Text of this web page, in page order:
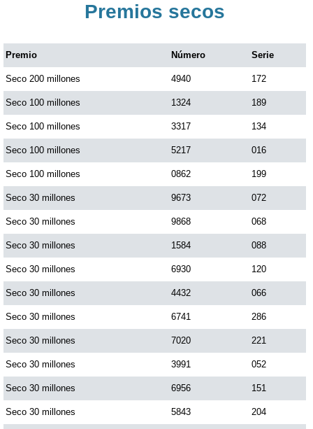
Premios secos
Premio Número Serie
Seco 200 millones 4940 172
Seco 100 millones 1324 189
Seco 100 millones 3317 134
Seco 100 millones 5217 016
Seco 100 millones 0862 199
Seco 30 millones 9673 072
Seco 30 millones 9868 068
Seco 30 millones 1584 088
Seco 30 millones 6930 120
Seco 30 millones 4432 066
Seco 30 millones 6741 286
Seco 30 millones 7020 221
Seco 30 millones 3991 052
Seco 30 millones 6956 151
Seco 30 millones 5843 204